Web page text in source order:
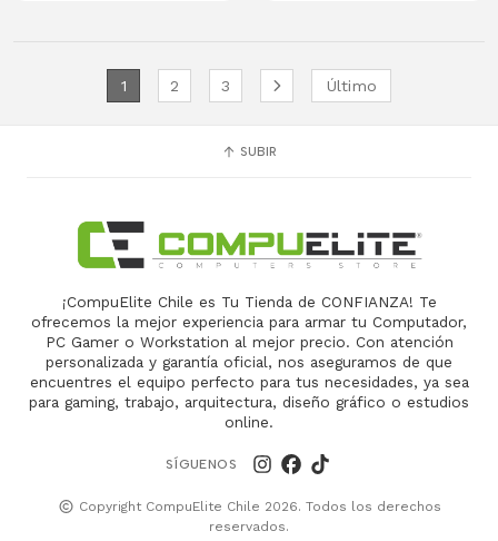
1 2 3 Último
SUBIR
¡CompuElite Chile es Tu Tienda de CONFIANZA! Te
ofrecemos la mejor experiencia para armar tu Computador,
PC Gamer o Workstation al mejor precio. Con atención
personalizada y garantía oficial, nos aseguramos de que
encuentres el equipo perfecto para tus necesidades, ya sea
para gaming, trabajo, arquitectura, diseño gráfico o estudios
online.
SÍGUENOS
Copyright CompuElite Chile 2026. Todos los derechos
reservados.